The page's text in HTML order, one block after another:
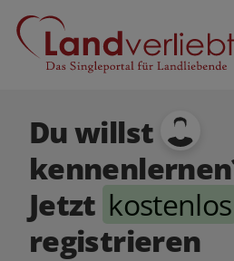
Du willst
Jetzt kostenlos
registrieren